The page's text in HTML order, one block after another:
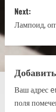
s
t
n
a
v
Next:
Лампоид,
Ваш адрес
поля